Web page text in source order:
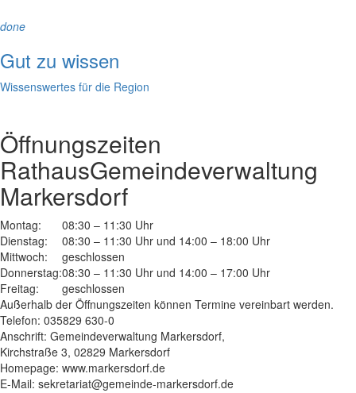
done
Gut zu wissen
Wissenswertes für die Region
Öffnungszeiten
RathausGemeindeverwaltung
Markersdorf
Montag:
08:30 – 11:30 Uhr
Dienstag:
08:30 – 11:30 Uhr und 14:00 – 18:00 Uhr
Mittwoch:
geschlossen
Donnerstag:08:30 – 11:30 Uhr und 14:00 – 17:00 Uhr
Freitag:
geschlossen
Außerhalb der Öffnungszeiten können Termine vereinbart werden.
Telefon: 035829 630-0
Anschrift: Gemeindeverwaltung Markersdorf,
Kirchstraße 3, 02829 Markersdorf
Homepage: www.markersdorf.de
E-Mail: sekretariat@gemeinde-markersdorf.de